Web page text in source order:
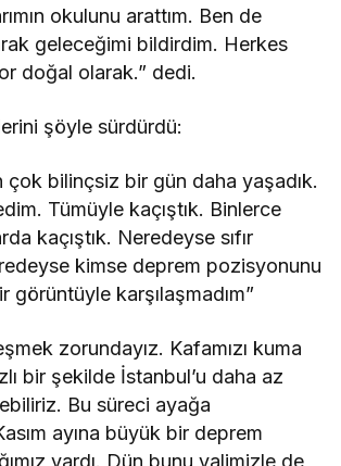
okulunu arattım. Ben de
geleceğimi bildirdim. Herkes
doğal olarak.” dedi.
şöyle sürdürdü:
çok bilinçsiz bir gün daha yaşadık.
Tümüyle kaçıştık. Binlerce
kaçıştık. Neredeyse sıfır
kimse deprem pozisyonunu
görüntüyle karşılaşmadım”
zorundayız. Kafamızı kuma
bir şekilde İstanbul’u daha az
Bu süreci ayağa
ayına büyük bir deprem
vardı. Dün bunu valimizle de